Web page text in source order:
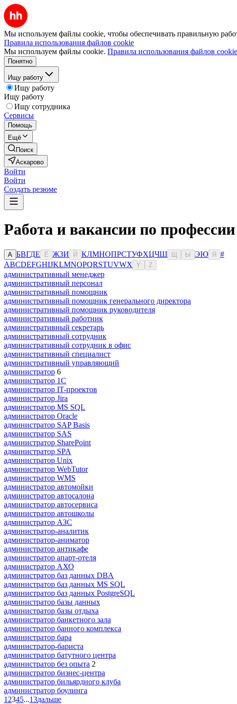
Мы используем файлы cookie, чтобы обеспечивать правильную
Правила использования файлов cookie
Мы используем файлы cookie. Правила использования файлов cookie
Понятно
Ищу работу
Ищу работу
Ищу работу
Ищу сотрудника
Сервисы
Помощь
Ещё
Поиск
Аскарово
Войти
Войти
Создать резюме
Работа и вакансии по
А БВГДЕ Ё ЖЗИ Й КЛМНОПРСТУФХЦЧШ Ы ЭЮ Я
#
ABCDEFGHIJKLMNOPQRSTUVWX Y Z
административный менеджер
административный персонал
административный помощник
административный помощник генерального директора
административный помощник руководителя
административный работник
административный секретарь
административный сотрудник
административный сотрудник в офис
административный специалист
административный управляющий
администратор 6
администратор 1С
администратор IT-проектов
администратор Jira
администратор MS SQL
администратор Oracle
администратор SAP Basis
администратор SAS
администратор SharePoint
администратор SPA
администратор Unix
администратор WebTutor
администратор WMS
администратор автомойки
администратор автосалона
администратор автосервиса
администратор автошколы
администратор АЗС
администратор-аналитик
администратор-аниматор
администратор антикафе
администратор апарт-отеля
администратор АХО
администратор баз данных DBA
администратор баз данных MS SQL
администратор баз данных PostgreSQL
администратор базы данных
администратор базы отдыха
администратор банкетного зала
администратор банного комплекса
администратор бара
администратор-бариста
администратор батутного центра
администратор без опыта 2
администратор бизнес-центра
администратор бильярдного клуба
администратор боулинга
1 2345...13дальше